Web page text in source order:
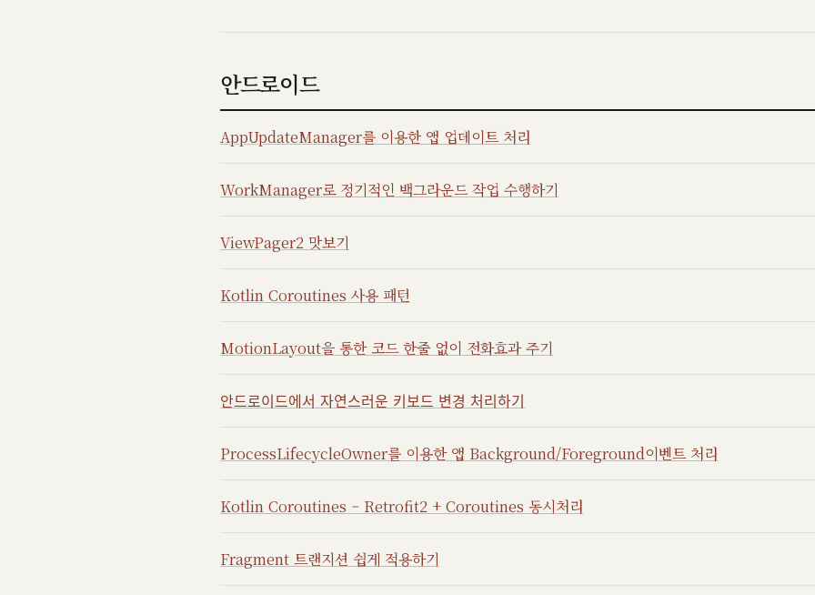
안드로이드
AppUpdateManager를 이용한 앱 업데이트 처리
WorkManager로 정기적인 백그라운드 작업 수행하기
ViewPager2 맛보기
Kotlin Coroutines 사용 패턴
MotionLayout을 통한 코드 한줄 없이 전화효과 주기
안드로이드에서 자연스러운 키보드 변경 처리하기
ProcessLifecycleOwner를 이용한 앱 Background/Foreground이벤트 처리
Kotlin Coroutines – Retrofit2 + Coroutines 동시처리
Fragment 트랜지션 쉽게 적용하기